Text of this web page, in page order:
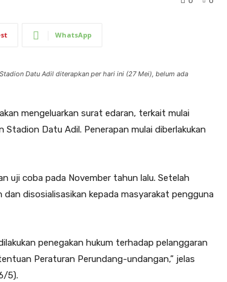
WhatsApp
Datu Adil diterapkan per hari ini (27 Mei), belum ada
mengeluarkan surat edaran, terkait mulai
Datu Adil. Penerapan mulai diberlakukan
uji coba pada November tahun lalu. Setelah
dan disosialisasikan kepada masyarakat pengguna
penegakan hukum terhadap pelanggaran
Peraturan Perundang-undangan,” jelas
5).